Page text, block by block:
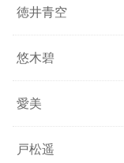
徳井青空
悠木碧
愛美
戸松遥